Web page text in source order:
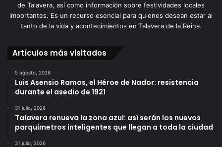
de Talavera, así como información sobre festividades locales
importantes. Es un recurso esencial para quienes desean estar al
tanto de la vida y acontecimientos en Talavera de la Reina.
Artículos más visitados
5 agosto, 2026
Luis Asensio Ramos, el Héroe de Nador: resistencia
durante el asedio de 1921
31 julio, 2026
Talavera renueva la zona azul: así serán los nuevos
parquímetros inteligentes que llegan a toda la ciudad
31 julio, 2026